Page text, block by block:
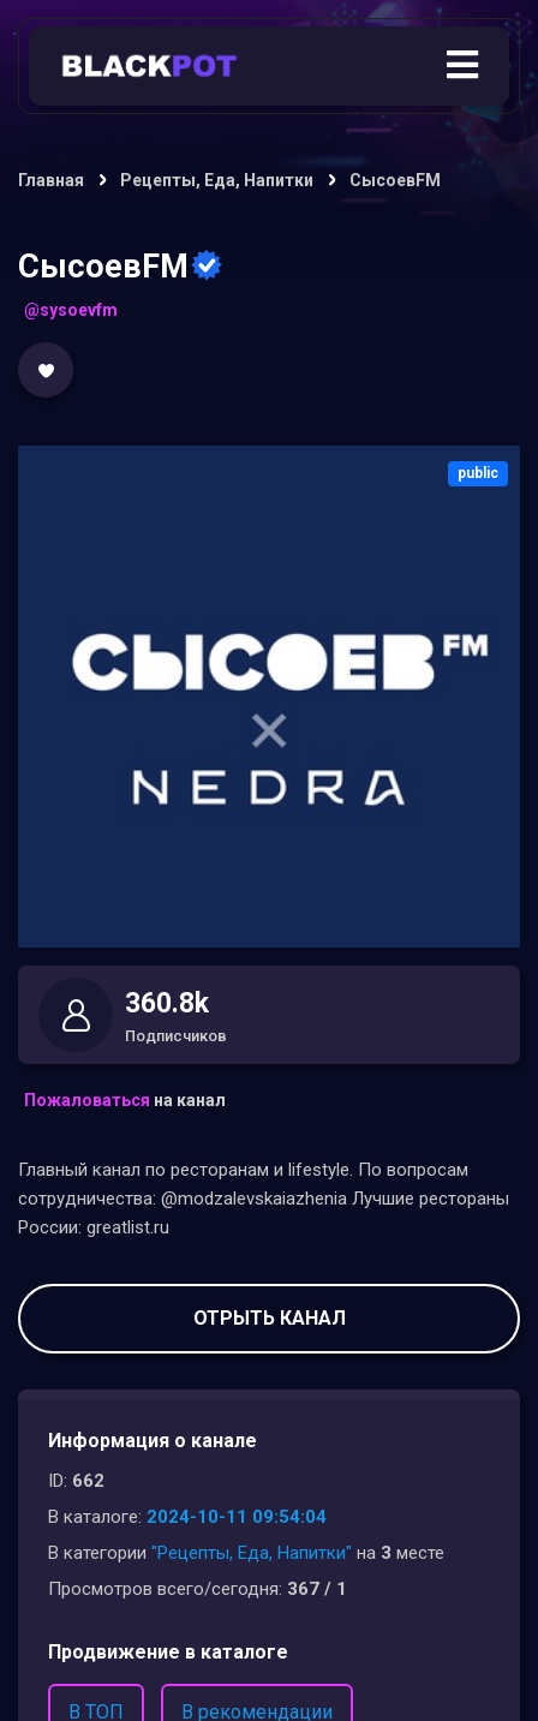
Главная Рецепты, Еда, Напитки СысоевFM
СысоевFM
@sysoevfm
public
360.8k
Подписчиков
Пожаловаться на канал
Главный канал по ресторанам и lifestyle. По вопросам
сотрудничества: @modzalevskaiazhenia Лучшие рестораны
России: greatlist.ru
ОТРЫТЬ КАНАЛ
Информация о канале
ID: 662
В каталоге: 2024-10-11 09:54:04
В категории "Рецепты, Еда, Напитки" на 3 месте
Просмотров всего/сегодня: 367 / 1
Продвижение в каталоге
В ТОП В рекомендации